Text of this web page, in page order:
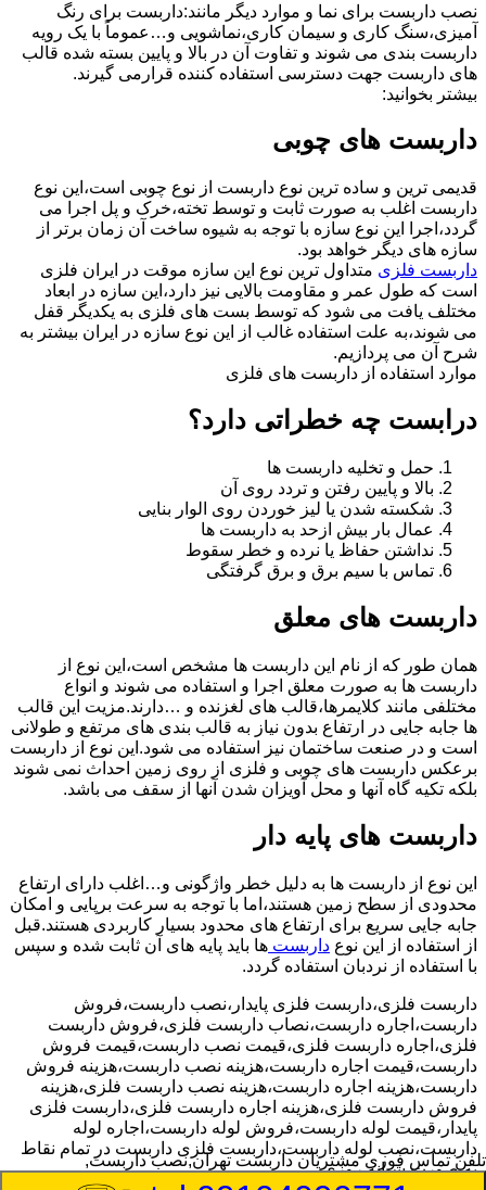
نصب داربست برای نما و موارد دیگر مانند:داربست برای رنگ
آمیزی،سنگ کاری و سیمان کاری،نماشویی و…عموماً با یک رویه
داربست بندی می شوند و تفاوت آن در بالا و پایین بسته شده قالب
های داربست جهت دسترسی استفاده کننده قرارمی گیرند.
بیشتر بخوانید:
داربست های چوبی
قدیمی ترین و ساده ترین نوع داربست از نوع چوبی است،این نوع
داربست اغلب به صورت ثابت و توسط تخته،خرک و پل اجرا می
گردد،اجرا این نوع سازه با توجه به شیوه ساخت آن زمان برتر از
سازه های دیگر خواهد بود.
داربست فلزی متداول ترین نوع این سازه موقت در ایران فلزی
است که طول عمر و مقاومت بالایی نیز دارد،این سازه در ابعاد
مختلف یافت می شود که توسط بست های فلزی به یکدیگر قفل
می شوند،به علت استفاده غالب از این نوع سازه در ایران بیشتر به
شرح آن می پردازیم.
موارد استفاده از داربست های فلزی
درابست چه خطراتی دارد؟
حمل و تخلیه داربست ها
بالا و پایین رفتن و تردد روی آن
شکسته شدن یا لیز خوردن روی الوار بنایی
عمال بار بیش ازحد به داربست ها
نداشتن حفاظ یا نرده و خطر سقوط
تماس با سیم برق و برق گرفتگی
داربست های معلق
همان طور که از نام این داربست ها مشخص است،این نوع از
داربست ها به صورت معلق اجرا و استفاده می شوند و انواع
مختلفی مانند کلایمرها،قالب های لغزنده و …دارند.مزیت این قالب
ها جابه جایی در ارتفاع بدون نیاز به قالب بندی های مرتفع و طولانی
است و در صنعت ساختمان نیز استفاده می شود.این نوع از داربست
برعکس داربست های چوبی و فلزی از روی زمین احداث نمی شوند
بلکه تکیه گاه آنها و محل آویزان شدن آنها از سقف می باشد.
داربست های پایه دار
این نوع از داربست ها به دلیل خطر واژگونی و…اغلب دارای ارتفاع
محدودی از سطح زمین هستند،اما با توجه به سرعت برپایی و امکان
جابه جایی سریع برای ارتفاع های محدود بسیار کاربردی هستند.قبل
از استفاده از این نوع داربست ها باید پایه های آن ثابت شده و سپس
با استفاده از نردبان استفاده گردد.
داربست فلزی،داربست فلزی پایدار،نصب داربست،فروش
داربست،اجاره داربست،نصاب داربست فلزی،فروش داربست
فلزی،اجاره داربست فلزی،قیمت نصب داربست،قیمت فروش
داربست،قیمت اجاره داربست،هزینه نصب داربست،هزینه فروش
داربست،هزینه اجاره داربست،هزینه نصب داربست فلزی،هزینه
فروش داربست فلزی،هزینه اجاره داربست فلزی،داربست فلزی
پایدار،قیمت لوله داربست،فروش لوله داربست،اجاره لوله
داربست،نصب لوله داربست،داربست فلزی داربست در تمام نقاط
به صورت شبانه روزی
تلفن تماس فوریمشتریان داربست تهران,نصب داربست,